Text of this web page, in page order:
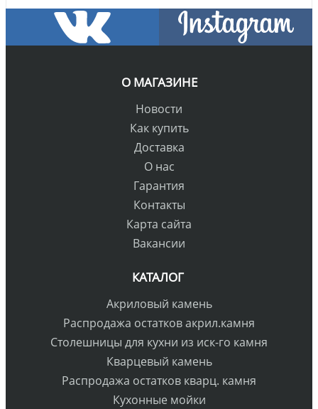
О МАГАЗИНЕ
Новости
Как купить
Доставка
О нас
Гарантия
Контакты
Карта сайта
Вакансии
КАТАЛОГ
Акриловый камень
Распродажа остатков акрил.камня
Столешницы для кухни из иск-го камня
Кварцевый камень
Распродажа остатков кварц. камня
Кухонные мойки